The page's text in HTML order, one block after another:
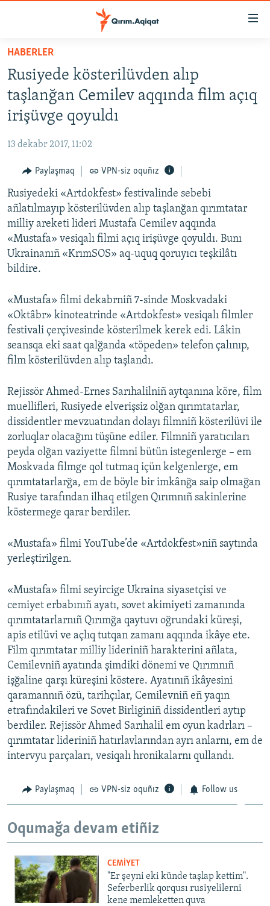
Esas
qaytmaq
Baş
navigatsiyağa
qaytmaq
Qıdıruvğa
SİYASET
İQTİSADİYAT
MEDENİYET
İNSAN AQLARI
VİDEO
SÜRET
BLOGLAR
FİKİR
Русский
Українською
QOŞULIÑIZ!
RFE/RS bütün saytları
HABERLER
Rusiyede kösterilüvden alıp
taşlanğan Cemilev aqqında film açıq
irişüvge qoyuldı
13 dekabr 2017, 11:02
Paylaşmaq VPN-siz oquñız
Rusiyedeki «Artdokfest» festivalinde sebebi
añlatılmayıp kösterilüvden alıp taşlanğan qırımtatar
milliy areketi lideri Mustafa Cemilev aqqında
«Mustafa» vesiqalı filmi açıq irişüvge qoyuldı. Bunı
Ukrainanıñ «KrımSOS» aq-uquq qoruyıcı teşkilâtı
bildire.
«Mustafa» filmi dekabrniñ 7-sinde Moskvadaki
«Oktâbr» kinoteatrinde «Artdokfest» vesiqalı filmler
festivali çerçivesinde kösterilmek kerek edi. Lâkin
seansqa eki saat qalğanda «töpeden» telefon çalınıp,
film kösterilüvden alıp taşlandı.
Rejissör Ahmed-Ernes Sarıhalilniñ aytqanına köre, film
muellifleri, Rusiyede elverişsiz olğan qırımtatarlar,
dissidentler mevzuatından dolayı filmniñ kösterilüvi ile
zorluqlar olacağını tüşüne ediler. Filmniñ yaratıcıları
peyda olğan vaziyette filmni bütün istegenlerge – em
Moskvada filmge qol tutmaq içün kelgenlerge, em
qırımtatarlarğa, em de böyle bir imkânğa saip olmağan
Rusiye tarafından ilhaq etilgen Qırımnıñ sakinlerine
köstermege qarar berdiler.
«Mustafa» filmi YouTube’de «Artdokfest»niñ saytında
yerleştirilgen.
«Mustafa» filmi seyircige Ukraina siyasetçisi ve
cemiyet erbabınıñ ayatı, sovet akimiyeti zamanında
qırımtatarlarnıñ Qırımğa qaytuvı oğrundaki küreşi,
apis etilüvi ve açlıq tutqan zamanı aqqında ikâye ete.
Film qırımtatar milliy lideriniñ harakterini añlata,
Cemilevniñ ayatında şimdiki dönemi ve Qırımnıñ
işğaline qarşı küreşini köstere. Ayatınıñ ikâyesini
qaramannıñ özü, tarihçılar, Cemilevniñ eñ yaqın
etrafındakileri ve Sovet Birliginiñ dissidentleri aytıp
berdiler. Rejissör Ahmed Sarıhalil em oyun kadrları –
qırımtatar lideriniñ hatırlavlarından ayrı anlarnı, em de
intervyu parçaları, vesiqalı hronikalarnı qullandı.
Paylaşmaq VPN-siz oquñız Follow us
Oqumağa devam etiñiz
CEMİYET
"Er şeyni eki künde taşlap kettim".
Seferberlik qorqusı rusiyelilerni
kene memleketten quva